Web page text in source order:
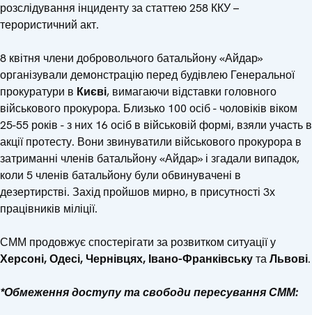
розслідування інциденту за статтею 258 ККУ –
терористичний акт.
8 квітня члени добровольчого батальйону «Айдар»
організували демонстрацію перед будівлею Генеральної
прокуратури в Києві, вимагаючи відставки головного
військового прокурора. Близько 100 осіб - чоловіків віком
25-55 років - з них 16 осіб в військовій формі, взяли участь в
акції протесту. Вони звинуватили військового прокурора в
затриманні членів батальйону «Айдар» і згадали випадок,
коли 5 членів батальйону були обвинувачені в
дезертирстві. Захід пройшов мирно, в присутності 3х
працівників міліції.
СММ продовжує спостерігати за розвитком ситуації у
Херсоні, Одесі, Чернівцях, Івано-ФранківськутаЛьвові.
*Обмеження доступу та свободи пересування СММ: